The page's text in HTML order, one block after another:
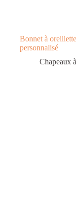
Bonnet à
personnalisé
Chapeaux